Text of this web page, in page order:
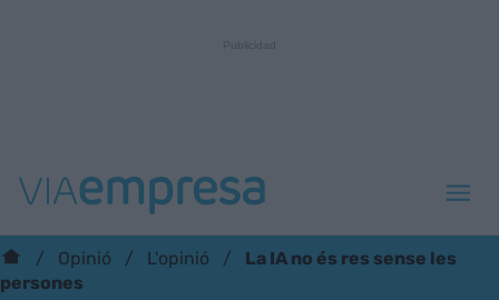
Opinió L'opinió
La IA no és res sense les
persones